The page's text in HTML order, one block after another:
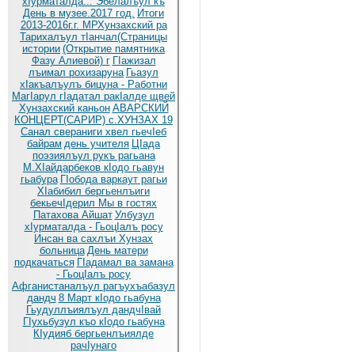
День в музее.2017 год. Итоги
2013-2016г.г. МРХунзахский ра
Тарихалъул тIанчал(Страницы
истории (Открытие памятника
Фазу Алиевой) г ГIажизал
лъимал рохизаруна Гьазул
хIакъалъулъ бицуна - Работни
МагIарул гIадатал ракIалде щвей
Хунзахский каньон АВАРСКИЙ
КОНЦЕРТ(САРИР) с.ХУНЗАХ 19
Санал свераниги хвел гьечIеб
байрам день учителя ЦIада
поэзиялъул рукъ рагьана
М.ХIайдарбеков кIодо гьавун
гьабура ГIобода варкаут рагьи
ХIабибил бергьенлъиги
бекьечIдерил Мы в гостях
Патахова Айшат Улбузул
хIурматалда - ГьоцIалъ росу
Инсан ва сахлъи Хунзах
больница День матери
подкачаться ГIадамал ва замана
- ГьоцIалъ росу
Афганистаналъул рагъухъабазул
дандч 8 Март кIодо гьабуна
Гьудуллъиялъул дандчIвай
ГIухьбузул къо кIодо гьабуна
КIудияб бергьенлъиялде
рачIунаго